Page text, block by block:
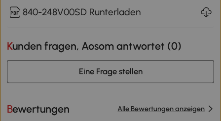
840-248V00SD Runterladen
Kunden fragen, Aosom antwortet (0)
Eine Frage stellen
Bewertungen Alle Bewertungen anzeigen